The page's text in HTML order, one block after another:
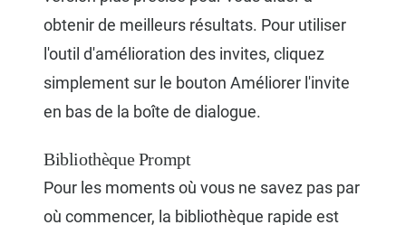
obtenir de meilleurs résultats. Pour utiliser
l'outil d'amélioration des invites, cliquez
simplement sur le bouton Améliorer l'invite
en bas de la boîte de dialogue.
Bibliothèque Prompt
Pour les moments où vous ne savez pas par
où commencer, la bibliothèque rapide est